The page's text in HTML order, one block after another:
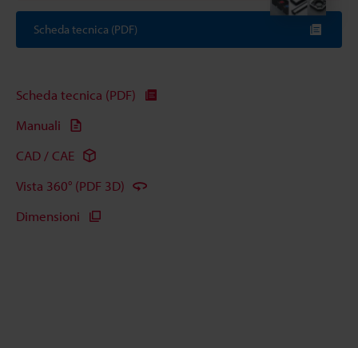
Scheda tecnica (PDF)
Scheda tecnica (PDF)
Manuali
CAD / CAE
Vista 360° (PDF 3D)
Dimensioni